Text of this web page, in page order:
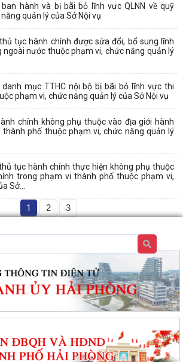
hành và bị bãi bỏ lĩnh vực QLNN về quỹ
quản lý của Sở Nội vụ
tục hành chính được sửa đổi, bổ sung lĩnh
ngoài nước thuộc phạm vi, chức năng quản lý
mục TTHC nội bộ bị bãi bỏ lĩnh vực thi
phạm vi, chức năng quản lý của Sở Nội vụ
chính không phụ thuộc vào địa giới hành
phố thuộc phạm vi, chức năng quản lý
tục hành chính thực hiện không phụ thuộc
trong phạm vi thành phố thuộc phạm vi,
Sở...
1 2 3